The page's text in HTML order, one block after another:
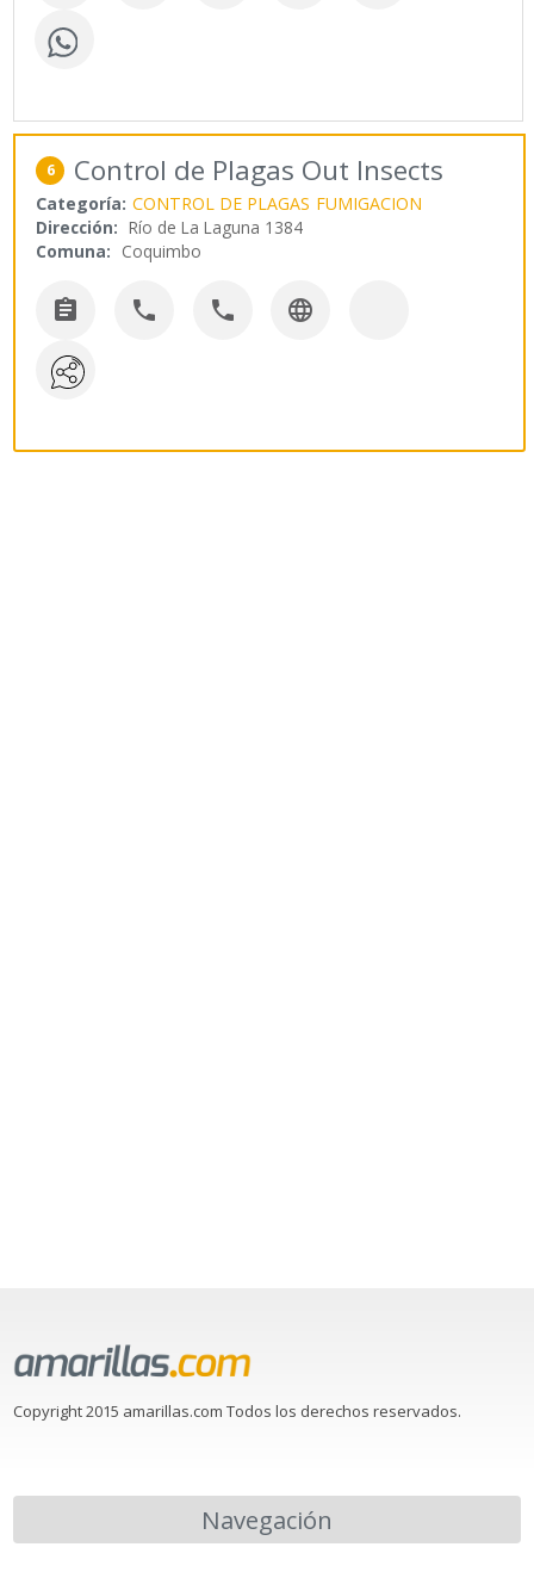
6 Control de Plagas Out Insects
Categoría: CONTROL DE PLAGAS FUMIGACION
Dirección: Río de La Laguna 1384
Comuna: Coquimbo
   
Copyright 2015 amarillas.com Todos los derechos reservados.
Navegación